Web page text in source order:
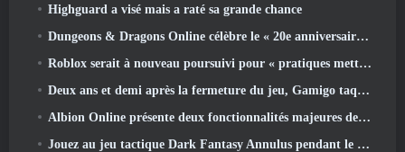
Highguard a visé mais a raté sa grande chance
Dungeons & Dragons Online célèbre le « 20e anniversaire de Natural » avec une quête spéciale et des récompenses
Roblox serait à nouveau poursuivi pour « pratiques mettant en danger et exploitant des enfants »
Deux ans et demi après la fermeture du jeu, Gamigo taquine le retour du MMO médiéval Glory Victis
Albion Online présente deux fonctionnalités majeures de guerre de factions dans la mise à jour Realm Divided Part II
Jouez au jeu tactique Dark Fantasy Annulus pendant le prochain festival Steam